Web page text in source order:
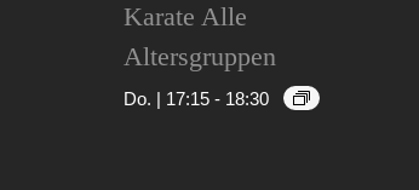
Karate Alle
Altersgruppen
Do. | 17:15 - 18:30